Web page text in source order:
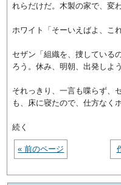
れらだけだ。木製の家で、変
ホワイト「そーいえばよ、こ
セザン「組織を、捜している
ろう。休み、明朝、出発しよ
それっきり、一言も喋らず、
も、床に寝たので、仕方なく
続く
« 前のページ